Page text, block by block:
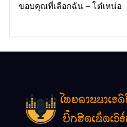
ขอบคุณที่เลือกฉัน – โต๋เหน่อ